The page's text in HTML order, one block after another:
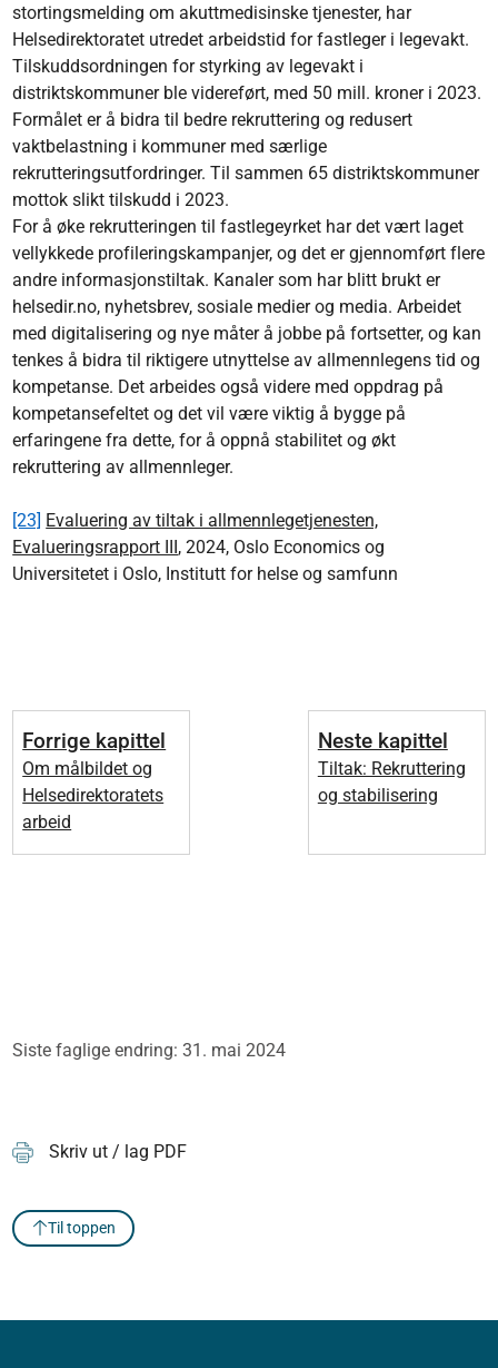
stortingsmelding om akuttmedisinske tjenester, har
Helsedirektoratet utredet arbeidstid for fastleger i legevakt.
Tilskuddsordningen for styrking av legevakt i
distriktskommuner ble videreført, med 50 mill. kroner i 2023.
Formålet er å bidra til bedre rekruttering og redusert
vaktbelastning i kommuner med særlige
rekrutteringsutfordringer. Til sammen 65 distriktskommuner
mottok slikt tilskudd i 2023.
For å øke rekrutteringen til fastlegeyrket har det vært laget
vellykkede profileringskampanjer, og det er gjennomført flere
andre informasjonstiltak. Kanaler som har blitt brukt er
helsedir.no, nyhetsbrev, sosiale medier og media. Arbeidet
med digitalisering og nye måter å jobbe på fortsetter, og kan
tenkes å bidra til riktigere utnyttelse av allmennlegens tid og
kompetanse. Det arbeides også videre med oppdrag på
kompetansefeltet og det vil være viktig å bygge på
erfaringene fra dette, for å oppnå stabilitet og økt
rekruttering av allmennleger.
[23] Evaluering av tiltak i allmennlegetjenesten,
Evalueringsrapport III , 2024, Oslo Economics og
Universitetet i Oslo, Institutt for helse og samfunn
Forrige kapittel
Om målbildet og
Helsedirektoratets
arbeid
Neste kapittel
Tiltak: Rekruttering
og stabilisering
Siste faglige endring: 31. mai 2024
Skriv ut / lag PDF
Til toppen